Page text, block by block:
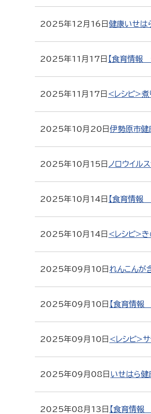
2025年12月16日 健康いせは
2025年11月17日 【食育情報
2025年11月17日 <レシピ>煮
2025年10月20日 伊勢原市健
2025年10月15日 ノロウイル
2025年10月14日 【食育情報
2025年10月14日 <レシピ>き
2025年09月10日 れんこんが
2025年09月10日 【食育情報
2025年09月10日 <レシピ>サ
2025年09月08日 いせはら健
2025年08月13日 【食育情報